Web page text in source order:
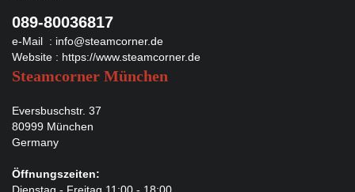
089-80036817
e-Mail : info@steamcorner.de
Website : https://www.steamcorner.de
Steamcorner München
Eversbuschstr. 37
80999 München
Germany
Öffnungszeiten: